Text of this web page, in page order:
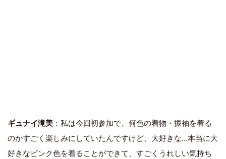
ギュナイ滝美 ：私は今回初参加で、何色の着物・振袖を着る
のかすごく楽しみにしていたんですけど、大好きな…本当に大
好きなピンク色を着ることができて、すごくうれしい気持ち